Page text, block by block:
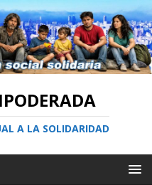
A LA SOLIDARIDAD